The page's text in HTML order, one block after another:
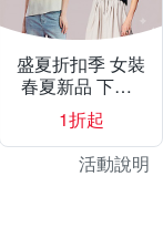
盛夏折扣季 女裝
春夏新品 下殺1
折起
1折起
活動說明